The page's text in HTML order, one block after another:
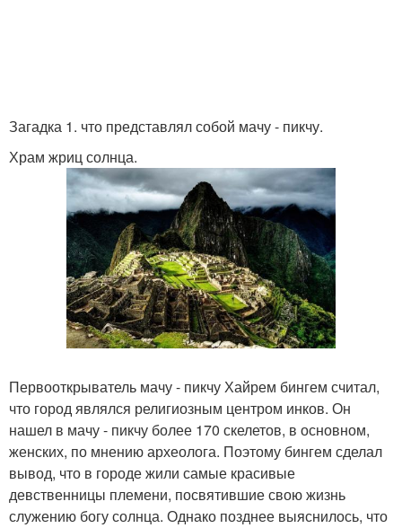
Загадка 1. что представлял собой мачу - пикчу.
Храм жриц солнца.
Первооткрыватель мачу - пикчу Хайрем бингем считал,
что город являлся религиозным центром инков. Он
нашел в мачу - пикчу более 170 скелетов, в основном,
женских, по мнению археолога. Поэтому бингем сделал
вывод, что в городе жили самые красивые
девственницы племени, посвятившие свою жизнь
служению богу солнца. Однако позднее выяснилось, что